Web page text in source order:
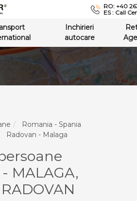
RO: +40
ES : Call
Inchirieri
autocare
Romania - Spania
Radovan - Malaga
MALAGA,